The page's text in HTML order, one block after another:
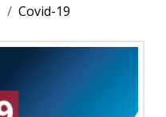
Covid-19